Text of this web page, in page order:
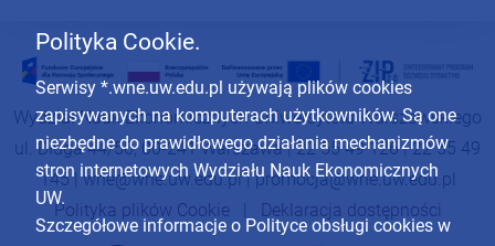
Wydział Nauk Ekonomicznych Uniwersytetu Warszawskiego
ul. Długa 44/50, 00-241 Warszawa | 22 55 49 126 | 22 55 49
145 |wne@wne.uw.edu.pl|promocja@wne.uw.edu.pl
Polityka plików Cookie| Deklaracja dostępności
Polityka Cookie.
Serwisy *.wne.uw.edu.pl używają plików cookies
zapisywanych na komputerach użytkowników. Są one
niezbędne do prawidłowego działania mechanizmów
stron internetowych Wydziału Nauk Ekonomicznych
UW.
Szczegółowe informacje o Polityce obsługi cookies w